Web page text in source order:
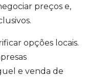
preços e,
opções locais.
e venda de